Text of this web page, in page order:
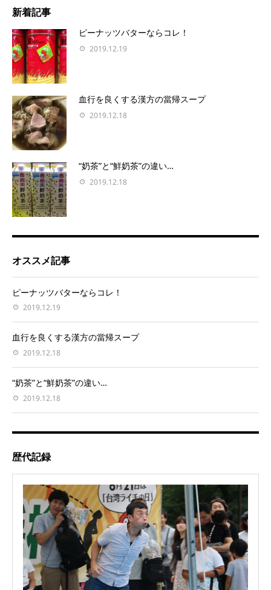
新着記事
ピーナッツバターならコレ！
2019.12.19
血行を良くする漢方の當帰スープ
2019.12.18
“奶茶”と“鮮奶茶”の違い…
2019.12.18
オススメ記事
ピーナッツバターならコレ！
2019.12.19
血行を良くする漢方の當帰スープ
2019.12.18
“奶茶”と“鮮奶茶”の違い…
2019.12.18
歴代記録